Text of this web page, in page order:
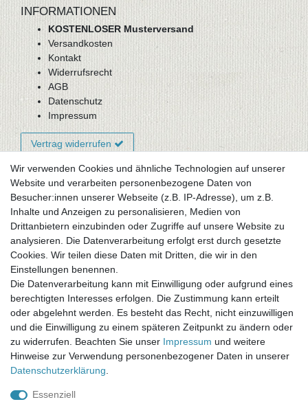
INFORMATIONEN
KOSTENLOSER Musterversand
Versandkosten
Kontakt
Widerrufsrecht
AGB
Datenschutz
Impressum
Vertrag widerrufen
Newsletter-Anmeldung
FAQ / Fragen
Mein Warenkorb
Mein Merkzettel
Mein Konto
UNSER LADENGESCHÄFT
Gottlieb-Daimler-Str. 10
33334 Gütersloh
ÖFFNUNGSZEITEN
Montag - Dienstag: 8.00 - 18.00 Uhr, Mittwoch Ruhetag,
Donnerstag: 8.00 - 18.00 Uhr, Freitag 8.00 - 14.00 Uhr
Wir verwenden Cookies und ähnliche Technologien auf unserer
Website und verarbeiten personenbezogene Daten von
Besucher:innen unserer Webseite (z.B. IP-Adresse), um z.B.
Inhalte und Anzeigen zu personalisieren, Medien von
Drittanbietern einzubinden oder Zugriffe auf unsere Website zu
analysieren. Die Datenverarbeitung erfolgt erst durch gesetzte
Cookies. Wir teilen diese Daten mit Dritten, die wir in den
Einstellungen benennen.
Die Datenverarbeitung kann mit Einwilligung oder aufgrund eines
berechtigten Interesses erfolgen. Die Zustimmung kann erteilt
oder abgelehnt werden. Es besteht das Recht, nicht einzuwilligen
und die Einwilligung zu einem späteren Zeitpunkt zu ändern oder
zu widerrufen. Beachten Sie unser Impressum und weitere
Hinweise zur Verwendung personenbezogener Daten in unserer
Daten­schutz­erklärung
Essenziell